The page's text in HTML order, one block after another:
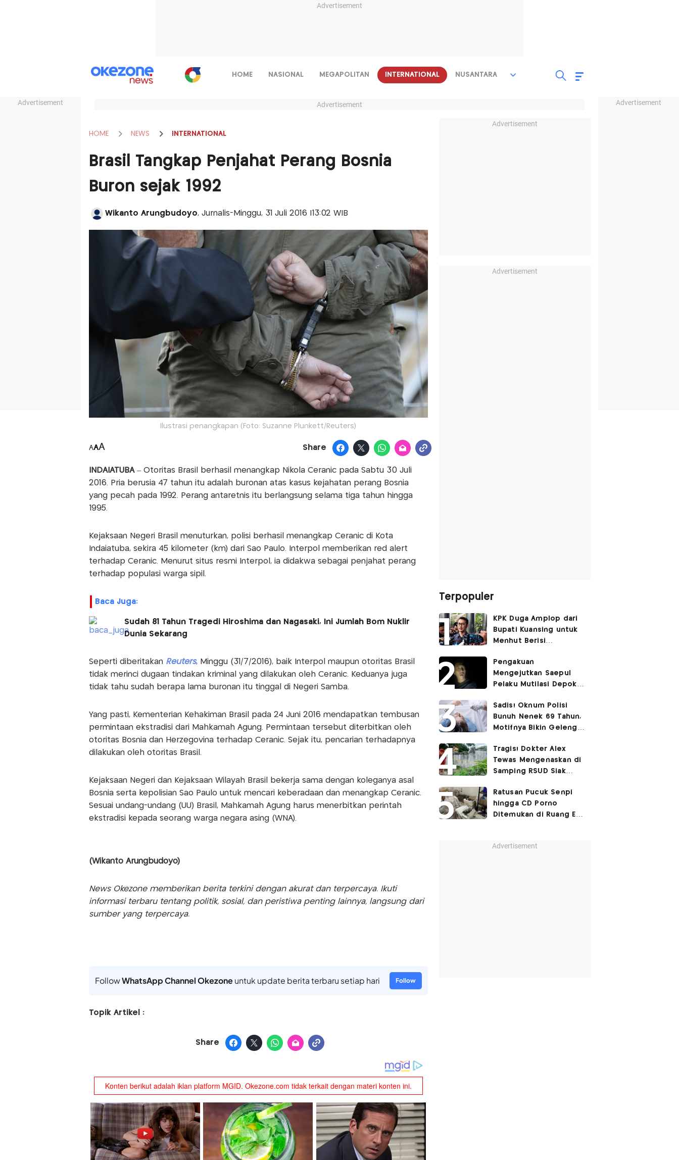
Advertisement
Advertisement Advertisement
HOME NASIONAL MEGAPOLITAN INTERNATIONAL NUSANTARA
Advertisement
HOME NEWS INTERNATIONAL
Brasil Tangkap Penjahat Perang Bosnia
Buron sejak 1992
Wikanto Arungbudoyo, Jurnalis-Minggu, 31 Juli 2016 |13:02 WIB
Ilustrasi penangkapan (Foto: Suzanne Plunkett/Reuters)
AAA Share
INDAIATUBA– Otoritas Brasil berhasil menangkap Nikola Ceranic pada Sabtu 30 Juli
2016. Pria berusia 47 tahun itu adalah buronan atas kasus kejahatan perang Bosnia
yang pecah pada 1992. Perang antaretnis itu berlangsung selama tiga tahun hingga
1995.
Kejaksaan Negeri Brasil menuturkan, polisi berhasil menangkap Ceranic di Kota
Indaiatuba, sekira 45 kilometer (km) dari Sao Paulo. Interpol memberikan red alert
terhadap Ceranic. Menurut situs resmi Interpol, ia didakwa sebagai penjahat perang
terhadap populasi warga sipil.
Baca Juga:
Sudah 81 Tahun Tragedi Hiroshima dan Nagasaki, Ini Jumlah Bom Nuklir
Dunia Sekarang
Seperti diberitakan Reuters, Minggu (31/7/2016), baik Interpol maupun otoritas Brasil
tidak merinci dugaan tindakan kriminal yang dilakukan oleh Ceranic. Keduanya juga
tidak tahu sudah berapa lama buronan itu tinggal di Negeri Samba.
Yang pasti, Kementerian Kehakiman Brasil pada 24 Juni 2016 mendapatkan tembusan
permintaan ekstradisi dari Mahkamah Agung. Permintaan tersebut diterbitkan oleh
otoritas Bosnia dan Herzegovina terhadap Ceranic. Sejak itu, pencarian terhadapnya
dilakukan oleh otoritas Brasil.
Kejaksaan Negeri dan Kejaksaan Wilayah Brasil bekerja sama dengan koleganya asal
Bosnia serta kepolisian Sao Paulo untuk mencari keberadaan dan menangkap Ceranic.
Sesuai undang-undang (UU) Brasil, Mahkamah Agung harus menerbitkan perintah
ekstradisi kepada seorang warga negara asing (WNA).
(Wikanto Arungbudoyo)
News Okezone memberikan berita terkini dengan akurat dan terpercaya. Ikuti
informasi terbaru tentang politik, sosial, dan peristiwa penting lainnya, langsung dari
sumber yang terpercaya.
FollowWhatsApp Channel Okezoneuntuk update berita terbaru setiap hari Follow
Topik Artikel :
Share
Advertisement
Advertisement
Terpopuler
KPK Duga Amplop dari
Bupati Kuansing untuk
Menhut Berisi
Pengembaliannya
Belum Utuh
Pengakuan
Mengejutkan Saepul
Pelaku Mutilasi Depok:
Korban di Kontrakan
Sadis! Oknum Polisi
Bunuh Nenek 69 Tahun,
Motifnya Bikin Geleng
Tragis! Dokter Alex
Tewas Mengenaskan di
Samping RSUD Siak
Rocuronium
Ratusan Pucuk Senpi
hingga CD Porno
Ditemukan di Ruang Eks
Advertisement